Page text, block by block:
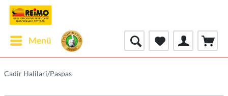
Menü
Cadir Halilari/Paspas